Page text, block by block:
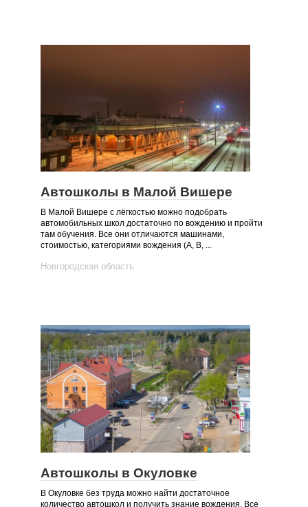
Автошколы в Малой Вишере
В Малой Вишере с лёгкостью можно подобрать
автомобильных школ достаточно по вождению и пройти
там обучения. Все они отличаются машинами,
стоимостью, категориями вождения (А, B, ...
Новгородская область
Автошколы в Окуловке
В Окуловке без труда можно найти достаточное
количество автошкол и получить знание вождения. Все